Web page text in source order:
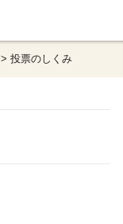
> 投票のしくみ